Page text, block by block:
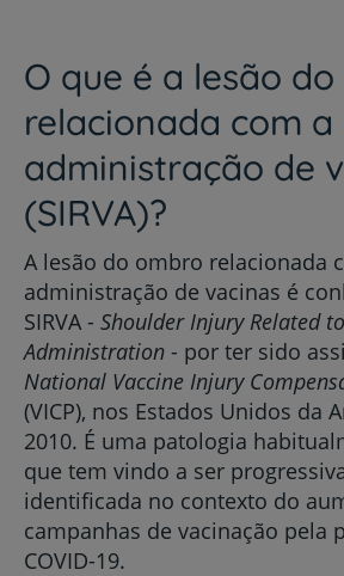
O que é a lesão
relacionada com a
administração de
(SIRVA)?
A lesão do ombro relacionada
administração de vacinas é
SIRVA - Shoulder Injury Related
Administration - por ter sido
National Vaccine Injury
(VICP), nos Estados Unidos da
2010. É uma patologia
que tem vindo a ser
identificada no contexto do
campanhas de vacinação pela
COVID-19.